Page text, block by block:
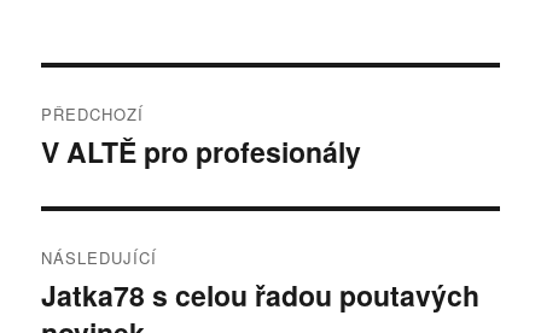
pro
PŘEDCHOZÍ
Předchozí
V ALTĚ pro profesionály
NÁSLEDUJÍCÍ
Následující
Jatka78 s celou řadou poutavých